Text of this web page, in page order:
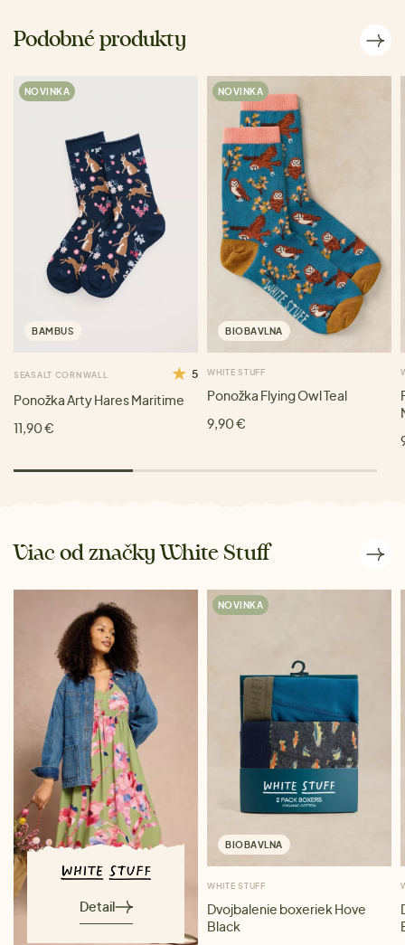
Podobné produkty
NOVINKA
BAMBUS
SEASALT CORNWALL 5
Ponožka Arty Hares Maritime
11,90 €
NOVINKA
BIOBAVLNA
WHITE STUFF
Ponožka Flying Owl Teal
9,90 €
Viac od značky White Stuff
Detail
NOVINKA
BIOBAVLNA
WHITE STUFF
Dvojbalenie boxeriek Hove
Black